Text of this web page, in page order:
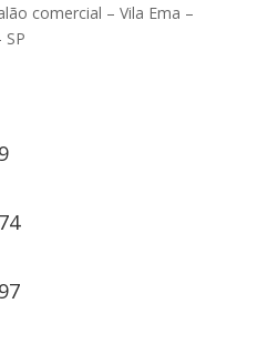
comercial – Vila Ema –